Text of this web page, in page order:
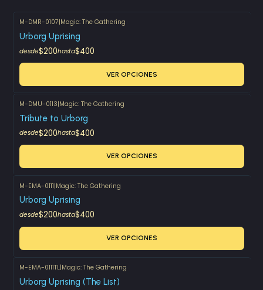
M-DMR-0107|Magic: The Gathering
Urborg Uprising
desde$200hasta$400
VER OPCIONES
M-DMU-0113|Magic: The Gathering
Tribute to Urborg
desde$200hasta$400
VER OPCIONES
M-EMA-0111|Magic: The Gathering
Urborg Uprising
desde$200hasta$400
VER OPCIONES
M-EMA-0111TL|Magic: The Gathering
Urborg Uprising (The List)